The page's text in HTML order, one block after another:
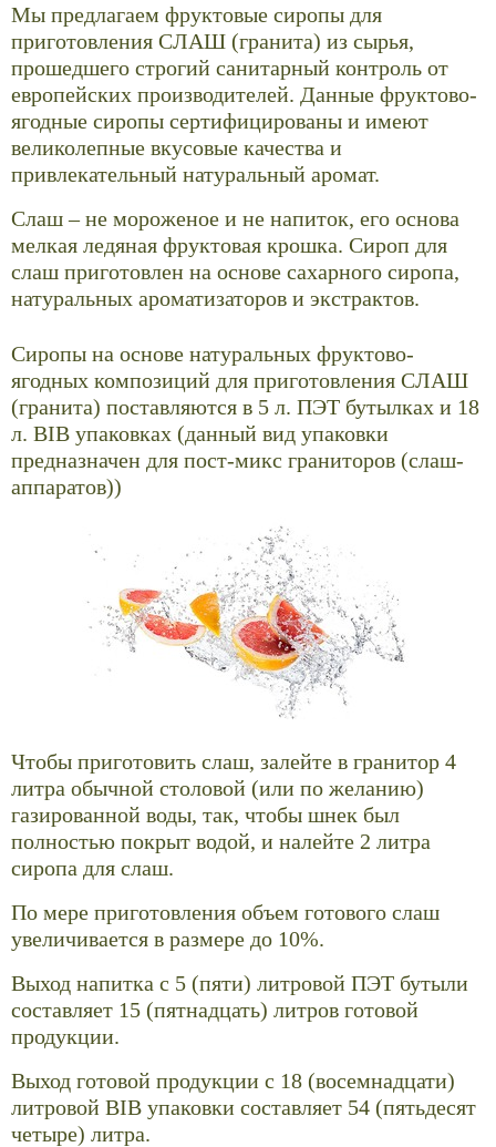
Мы предлагаем фруктовые сиропы для
приготовления СЛАШ (гранита) из сырья,
прошедшего строгий санитарный контроль от
европейских производителей. Данные фруктово-
ягодные сиропы сертифицированы и имеют
великолепные вкусовые качества и
привлекательный натуральный аромат.
Слаш – не мороженое и не напиток, его основа
мелкая ледяная фруктовая крошка. Сироп для
слаш приготовлен на основе сахарного сиропа,
натуральных ароматизаторов и экстрактов.
Сиропы на основе натуральных фруктово-
ягодных композиций для приготовления СЛАШ
(гранита) поставляются в 5 л. ПЭТ бутылках и 18
л. BIB упаковках (данный вид упаковки
предназначен для пост-микс граниторов (слаш-
аппаратов))
Чтобы приготовить слаш, залейте в гранитор 4
литра обычной столовой (или по желанию)
газированной воды, так, чтобы шнек был
полностью покрыт водой, и налейте 2 литра
сиропа для слаш.
По мере приготовления объем готового слаш
увеличивается в размере до 10%.
Выход напитка с 5 (пяти) литровой ПЭТ бутыли
составляет 15 (пятнадцать) литров готовой
продукции.
Выход готовой продукции с 18 (восемнадцати)
литровой BIB упаковки составляет 54 (пятьдесят
четыре) литра.